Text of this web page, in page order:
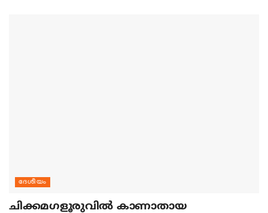
ദേശീയം
ചിക്കമഗളൂരുവില്‍ കാണാതായ